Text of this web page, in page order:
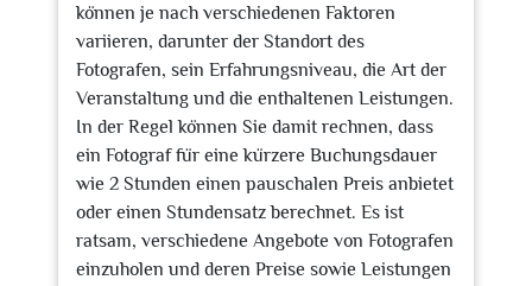
können je nach verschiedenen Faktoren
variieren, darunter der Standort des
Fotografen, sein Erfahrungsniveau, die Art der
Veranstaltung und die enthaltenen Leistungen.
In der Regel können Sie damit rechnen, dass
ein Fotograf für eine kürzere Buchungsdauer
wie 2 Stunden einen pauschalen Preis anbietet
oder einen Stundensatz berechnet. Es ist
ratsam, verschiedene Angebote von Fotografen
einzuholen und deren Preise sowie Leistungen